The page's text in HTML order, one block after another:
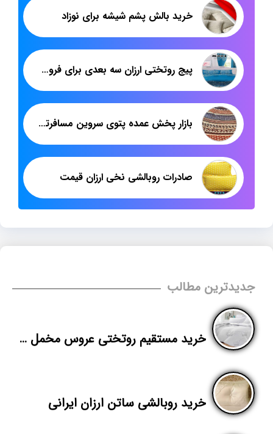
خرید بالش پشم شیشه برای نوزاد
پیج روتختی ارزان سه بعدی برای فروش عمده
بازار پخش عمده پتوی سروین مسافرتی نرمینه
صادرات روبالشی نخی ارزان قیمت
جدیدترین مطالب
خرید مستقیم روتختی عروس مخمل جدید
خرید روبالشی ساتن ارزان ایرانی